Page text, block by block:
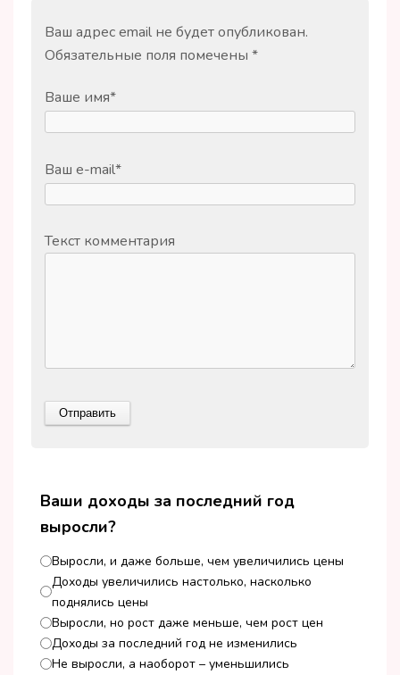
Ваш адрес email не будет опубликован.
Обязательные поля помечены *
Ваше имя*
Ваш e-mail*
Текст комментария
Ваши доходы за последний год
выросли?
Выросли, и даже больше, чем увеличились цены
Доходы увеличились настолько, насколько
поднялись цены
Выросли, но рост даже меньше, чем рост цен
Доходы за последний год не изменились
Не выросли, а наоборот – уменьшились